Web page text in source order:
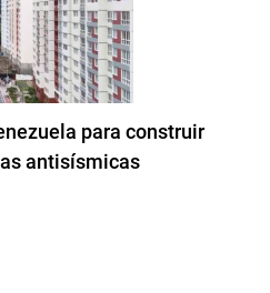
para construir
antisísmicas